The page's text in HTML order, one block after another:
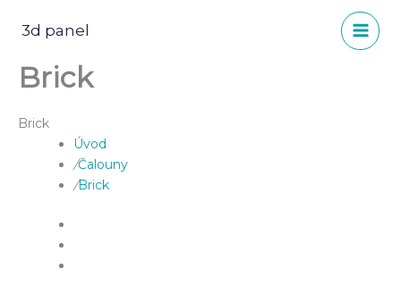
3d panel
Brick
Brick
Úvod
/Čalouny
/Brick